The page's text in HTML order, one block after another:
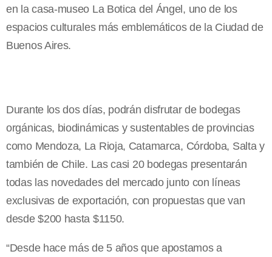
en la casa-museo La Botica del Ángel, uno de los
espacios culturales más emblemáticos de la Ciudad de
Buenos Aires.
Durante los dos días, podrán disfrutar de bodegas
orgánicas, biodinámicas y sustentables de provincias
como Mendoza, La Rioja, Catamarca, Córdoba, Salta y
también de Chile. Las casi 20 bodegas presentarán
todas las novedades del mercado junto con líneas
exclusivas de exportación, con propuestas que van
desde $200 hasta $1150.
“Desde hace más de 5 años que apostamos a